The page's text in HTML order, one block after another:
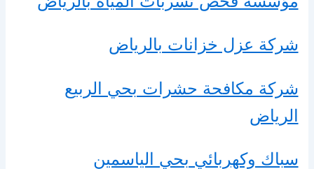
شركة عزل خزانات بالرياض
شركة مكافحة حشرات بحي الربيع
الرياض
سباك وكهربائي بحي الياسمين